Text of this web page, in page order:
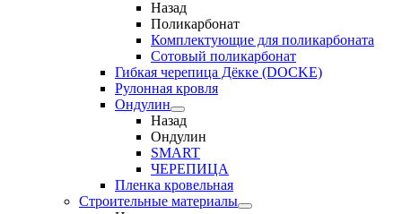
Назад
Поликарбонат
Комплектующие для поликарбоната
Сотовый поликарбонат
Гибкая черепица Дёкке (DOCKE)
Рулонная кровля
Ондулин
Назад
Ондулин
SMART
ЧЕРЕПИЦА
Пленка кровельная
Строительные материалы